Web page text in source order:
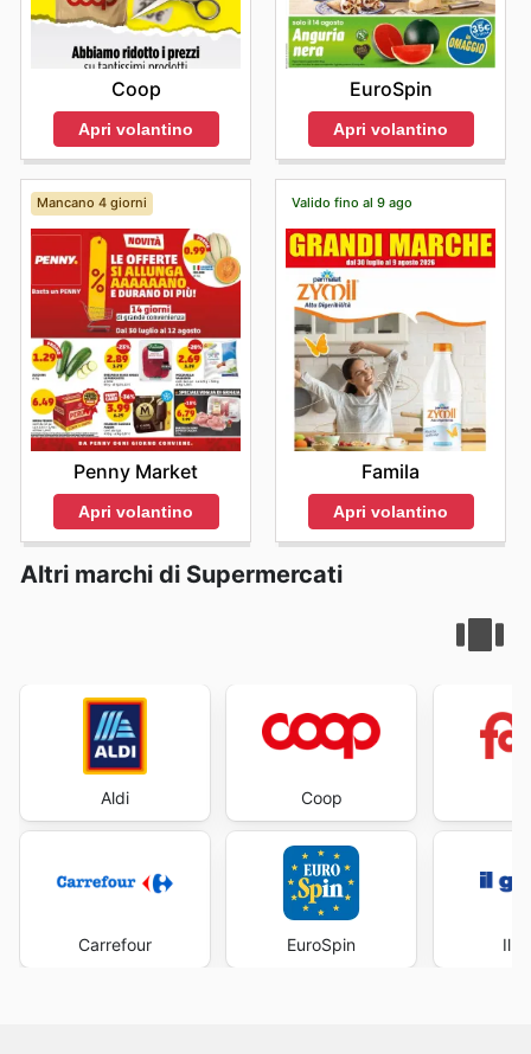
Coop
Apri volantino
EuroSpin
Apri volantino
Mancano 4 giorni
Penny Market
Apri volantino
Valido fino al 9 ago
Famila
Apri volantino
Altri marchi di Supermercati
Aldi
Carrefour
Coop
EuroSpin Il